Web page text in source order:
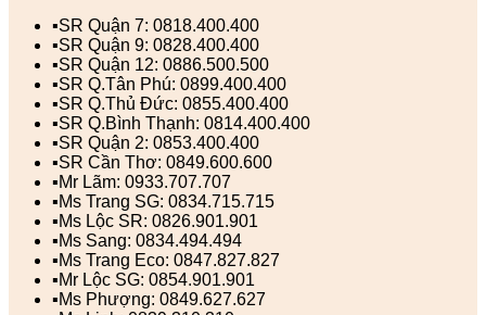
▪️SR Quận 7: 0818.400.400
▪️SR Quận 9: 0828.400.400
▪️SR Quận 12: 0886.500.500
▪️SR Q.Tân Phú: 0899.400.400
▪️SR Q.Thủ Đức: 0855.400.400
▪️SR Q.Bình Thạnh: 0814.400.400
▪️SR Quận 2: 0853.400.400
▪️SR Cần Thơ: 0849.600.600
▪️Mr Lãm: 0933.707.707
▪️Ms Trang SG: 0834.715.715
▪️Ms Lộc SR: 0826.901.901
▪️Ms Sang: 0834.494.494
▪️Ms Trang Eco: 0847.827.827
▪️Mr Lộc SG: 0854.901.901
▪️Ms Phượng: 0849.627.627